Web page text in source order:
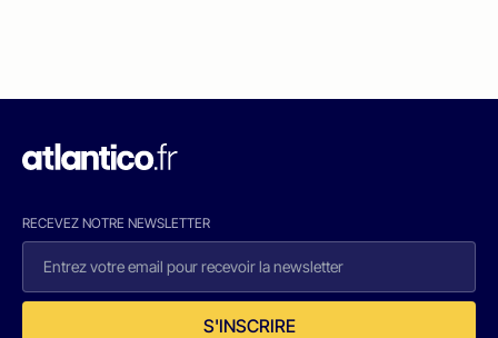
RECEVEZ NOTRE NEWSLETTER
S'INSCRIRE